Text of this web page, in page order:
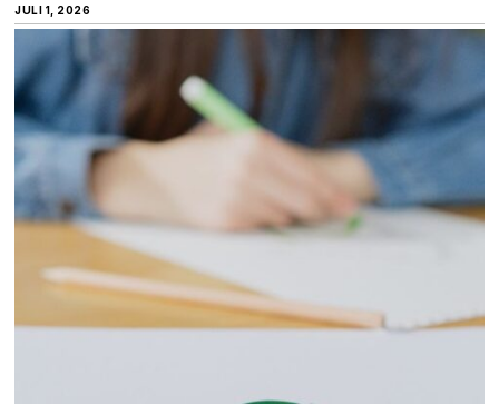
JULI 1, 2026